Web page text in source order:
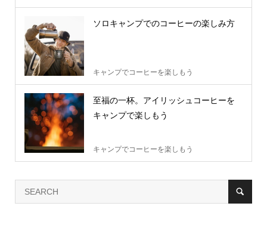
ソロキャンプでのコーヒーの楽しみ方
キャンプでコーヒーを楽しもう
至福の一杯。アイリッシュコーヒーを
キャンプで楽しもう
キャンプでコーヒーを楽しもう